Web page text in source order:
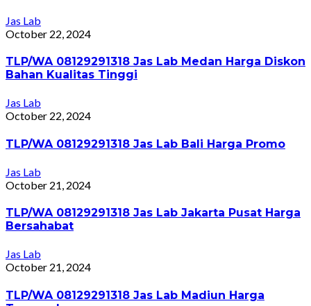
Jas Lab
October 22, 2024
TLP/WA 08129291318 Jas Lab Medan Harga Diskon
Bahan Kualitas Tinggi
Jas Lab
October 22, 2024
TLP/WA 08129291318 Jas Lab Bali Harga Promo
Jas Lab
October 21, 2024
TLP/WA 08129291318 Jas Lab Jakarta Pusat Harga
Bersahabat
Jas Lab
October 21, 2024
TLP/WA 08129291318 Jas Lab Madiun Harga